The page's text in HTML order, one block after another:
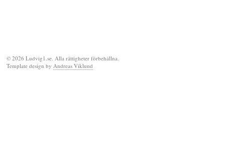
© 2026 Ludvig1.se. Alla rättigheter förbehållna.
Template design by Andreas Viklund